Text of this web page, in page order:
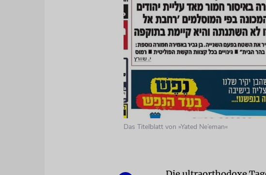
Das Titelblatt von »Yated Ne’eman«